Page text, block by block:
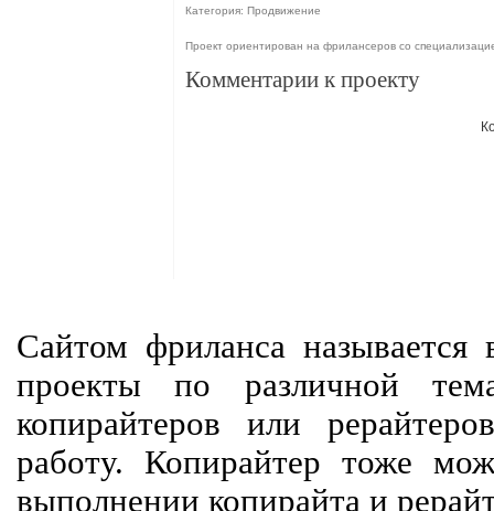
Категория: Продвижение
Проект ориентирован на фрилансеров со
Комментарии к проекту
Сайтом фриланса называется
проекты по различной
копирайтеров или
работу. Копирайтер тоже
выполнении копирайта и